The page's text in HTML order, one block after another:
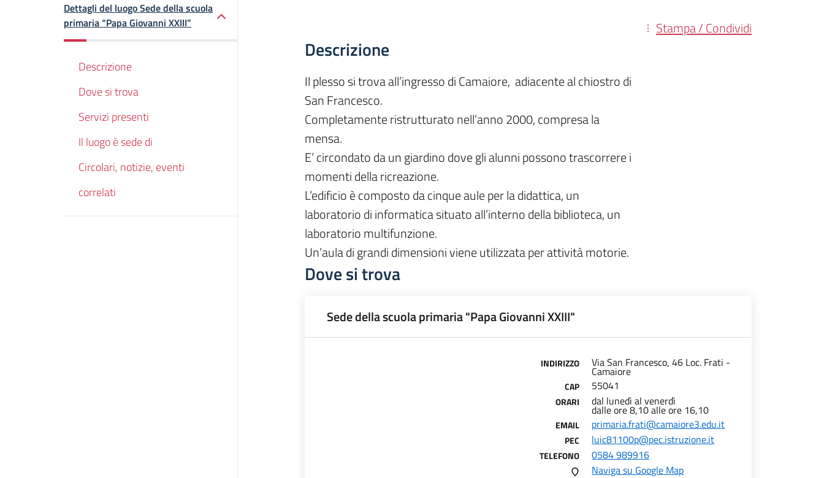
Dettagli del luogo Sede della scuola
primaria “Papa Giovanni XXIII”
Descrizione
Dove si trova
Servizi presenti
Il luogo è sede di
Circolari, notizie, eventi
correlati
Stampa / Condividi
Descrizione
Il plesso si trova all’ingresso di Camaiore, adiacente al chiostro di
San Francesco.
Completamente ristrutturato nell’anno 2000, compresa la
mensa.
E’ circondato da un giardino dove gli alunni possono trascorrere i
momenti della ricreazione.
L’edificio è composto da cinque aule per la didattica, un
laboratorio di informatica situato all’interno della biblioteca, un
laboratorio multifunzione.
Un’aula di grandi dimensioni viene utilizzata per attività motorie.
Dove si trova
Sede della scuola primaria "Papa Giovanni XXIII"
INDIRIZZO Via San Francesco, 46 Loc. Frati -
Camaiore
CAP 55041
ORARI dal lunedì al venerdì
dalle ore 8,10 alle ore 16,10
EMAIL primaria.frati@camaiore3.edu.it
PEC luic81100p@pec.istruzione.it
TELEFONO
0584 989916
Naviga su Google Map